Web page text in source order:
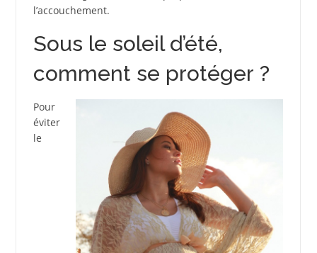
l’accouchement.
Sous le soleil d’été,
comment se protéger ?
Pour
éviter
le